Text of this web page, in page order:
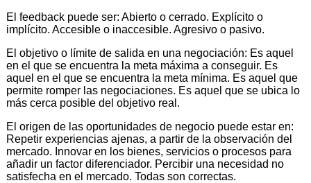
El feedback puede ser: Abierto o cerrado. Explícito o
implícito. Accesible o inaccesible. Agresivo o pasivo.
El objetivo o límite de salida en una negociación: Es aquel
en el que se encuentra la meta máxima a conseguir. Es
aquel en el que se encuentra la meta mínima. Es aquel que
permite romper las negociaciones. Es aquel que se ubica lo
más cerca posible del objetivo real.
El origen de las oportunidades de negocio puede estar en:
Repetir experiencias ajenas, a partir de la observación del
mercado. Innovar en los bienes, servicios o procesos para
añadir un factor diferenciador. Percibir una necesidad no
satisfecha en el mercado. Todas son correctas.